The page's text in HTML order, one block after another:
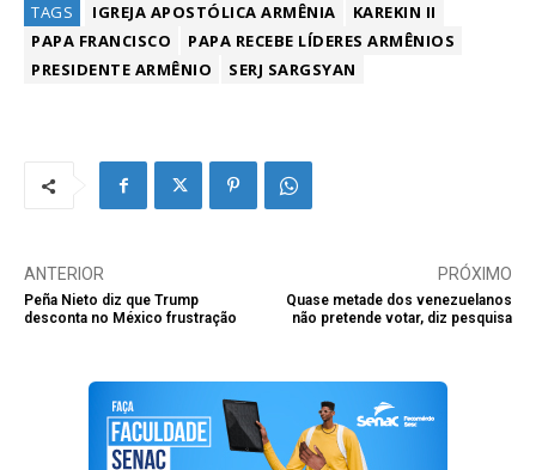
TAGS IGREJA APOSTÓLICA ARMÊNIA
KAREKIN II
PAPA FRANCISCO
PAPA RECEBE LÍDERES ARMÊNIOS
PRESIDENTE ARMÊNIO
SERJ SARGSYAN
ANTERIOR
Peña Nieto diz que Trump
desconta no México frustração
PRÓXIMO
Quase metade dos venezuelanos
não pretende votar, diz pesquisa